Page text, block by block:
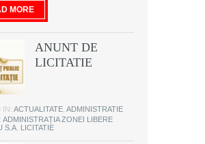
MORE
ANUNT DE
LICITATIE
IN: ACTUALITATE ADMINISTRATIE
ADMINISTRAȚIA ZONEI LIBERE
S.A LICITATIE